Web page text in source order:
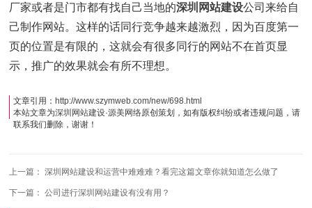
厂家或者是门市都有找自己当地的深圳网站建设公司来给自
己制作网站。这样的话同行竞争越来越激烈，因为百度第一
页的位置是有限的，这就会有很多同行的网站不在首页显
示，推广的效果就会有所不理想。
文章引用：http://www.szymweb.com/new/698.html
本站文章为深圳网站建设·源美网络原创策划，如有版权纠纷或者违规问题，请
联系我们删除，谢谢！
上一篇：深圳网站建设和运营中难难难？看完这篇文章你就知道怎么做了
下一篇：公司进行深圳网站建设有没有用？